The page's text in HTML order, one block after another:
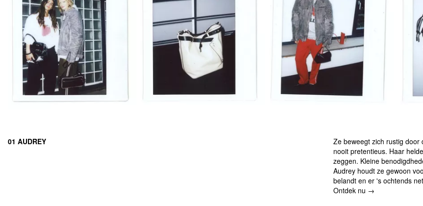
01 AUDREY
Ze beweegt zich rustig
nooit pretentieus. Haar
zeggen. Kleine
Audrey houdt ze gewoon
belandt en er 's ochtends
Ontdek nu →